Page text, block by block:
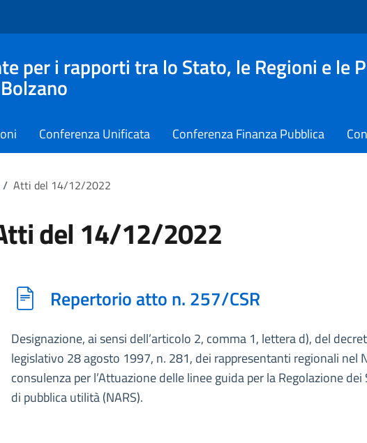
per i rapporti tra lo Stato, le Regioni e le
Conferenza Unificata Conferenza Finanza Pubblica
/ Atti del 14/12/2022
del 14/12/2022
Repertorio atto n. 257/CSR
Designazione, ai sensi dell’articolo 2, comma 1, lettera d), del
legislativo 28 agosto 1997, n. 281, dei rappresentanti regionali nel
consulenza per l’Attuazione delle linee guida per la Regolazione dei
di pubblica utilità (NARS).